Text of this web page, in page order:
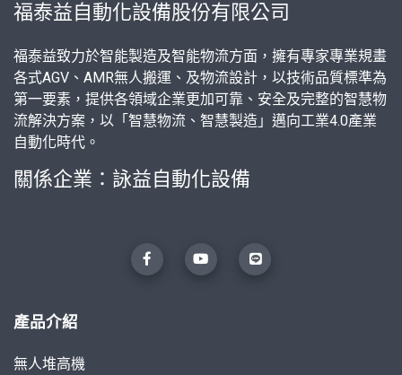
福泰益自動化設備股份有限公司
福泰益致力於智能製造及智能物流方面，擁有專家專業規畫
各式AGV、AMR無人搬運、及物流設計，以技術品質標準為
第一要素，提供各領域企業更加可靠、安全及完整的智慧物
流解決方案，以「智慧物流、智慧製造」邁向工業4.0產業
自動化時代。
關係企業： 詠益自動化設備
產品介紹
無人堆高機